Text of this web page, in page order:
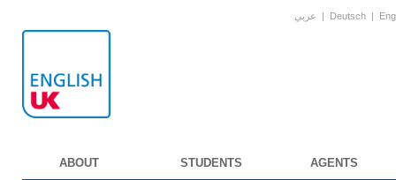
عربي | Deutsch |
ABOUT STUDENTS AGENTS